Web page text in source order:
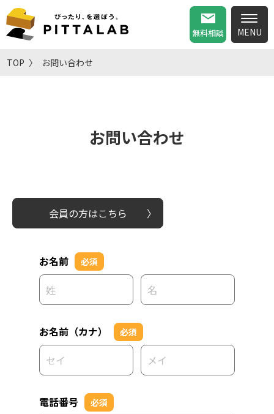
無料相談
TOP お問い合わせ
お問い合わせ
会員の方はこちら
お名前 必須
お名前（カナ） 必須
電話番号 必須